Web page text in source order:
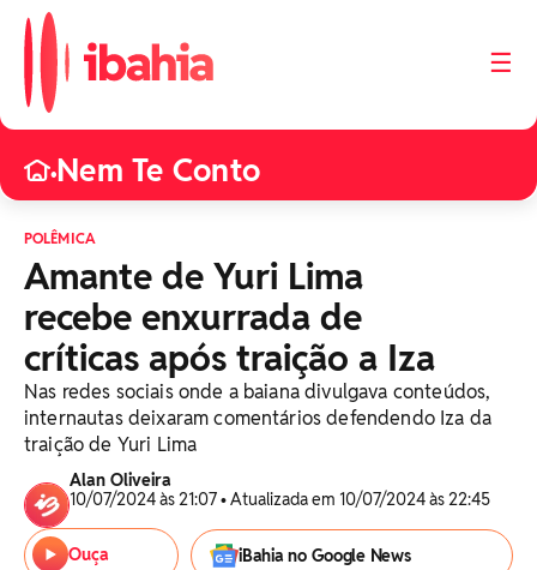
☰
•Nem Te Conto
POLÊMICA
Amante de Yuri Lima
recebe enxurrada de
críticas após traição a Iza
Nas redes sociais onde a baiana divulgava conteúdos,
internautas deixaram comentários defendendo Iza da
traição de Yuri Lima
Alan Oliveira
10/07/2024 às 21:07 • Atualizada em 10/07/2024 às 22:45
Ouça iBahia no Google News